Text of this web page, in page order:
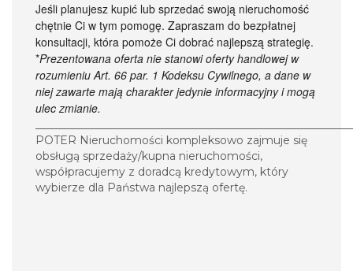
Jeśli planujesz kupić lub sprzedać swoją nieruchomość
chętnie Ci w tym pomogę. Zapraszam do bezpłatnej
konsultacji, która pomoże Ci dobrać najlepszą strategię.
*Prezentowana oferta nie stanowi oferty handlowej w
rozumieniu Art. 66 par. 1 Kodeksu Cywilnego, a dane w
niej zawarte mają charakter jedynie informacyjny i mogą
ulec zmianie.
POTER Nieruchomości kompleksowo zajmuje się
obsługą sprzedaży/kupna nieruchomości,
współpracujemy z doradcą kredytowym, który
wybierze dla Państwa najlepszą ofertę.